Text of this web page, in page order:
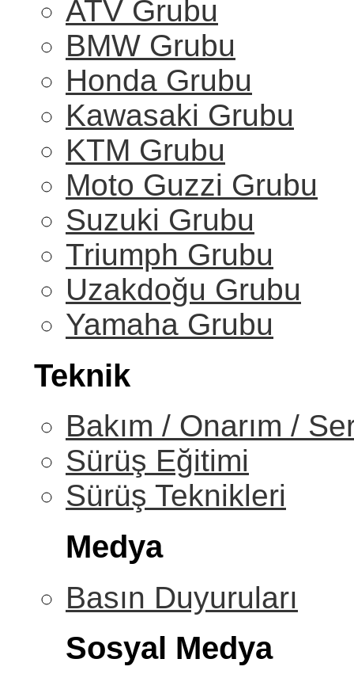
ATV Grubu
BMW Grubu
Honda Grubu
Kawasaki Grubu
KTM Grubu
Moto Guzzi Grubu
Suzuki Grubu
Triumph Grubu
Uzakdoğu Grubu
Yamaha Grubu
Teknik
Bakım / Onarım /
Sürüş Eğitimi
Sürüş Teknikleri
Medya
Basın Duyuruları
Sosyal Medya